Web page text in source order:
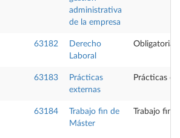
administrativa
de la empresa
63182
Derecho
Laboral
Obligatoria
63183
Prácticas
externas
Prácticas
63184
Trabajo fin de
Máster
Trabajo fin